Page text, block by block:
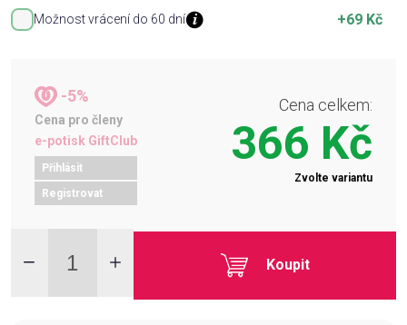
Možnost vrácení do 60 dní +69 Kč
-5%
Cena pro členy
e-potisk GiftClub
Přihlásit
Registrovat
Cena celkem:
366 Kč
Zvolte variantu
Koupit